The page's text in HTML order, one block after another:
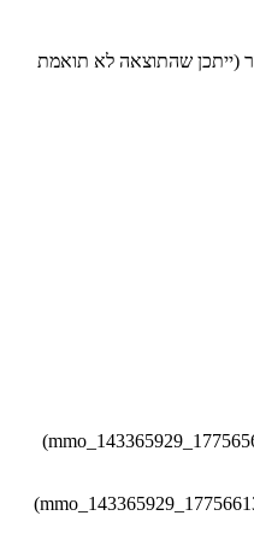
(ייתכן שהתוצאה לא תואמת
נוסף (mmo_143365929_1775656547_304_197.pdf, 22,567 Kb)
הוראות (mmo_143365929_1775661388_2038_279.pdf, 782 Kb)